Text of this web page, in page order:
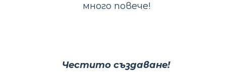
много повече!
Честито създаване!